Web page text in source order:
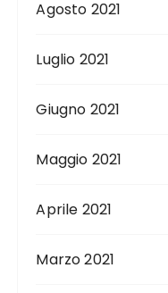
Agosto 2021
Luglio 2021
Giugno 2021
Maggio 2021
Aprile 2021
Marzo 2021